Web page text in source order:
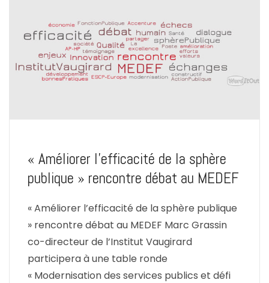
« Améliorer l’efficacité de la sphère
publique » rencontre débat au MEDEF
« Améliorer l’efficacité de la sphère publique
» rencontre débat au MEDEF Marc Grassin
co-directeur de l’Institut Vaugirard
participera à une table ronde
« Modernisation des services publics et défi